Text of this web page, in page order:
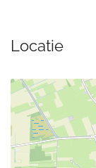
Locatie